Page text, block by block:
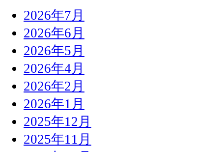
2026年7月
2026年6月
2026年5月
2026年4月
2026年2月
2026年1月
2025年12月
2025年11月